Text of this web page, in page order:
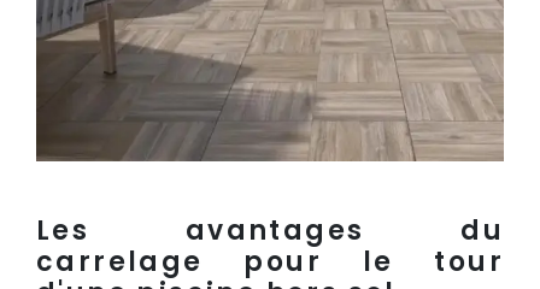
Les avantages du
carrelage pour le tour